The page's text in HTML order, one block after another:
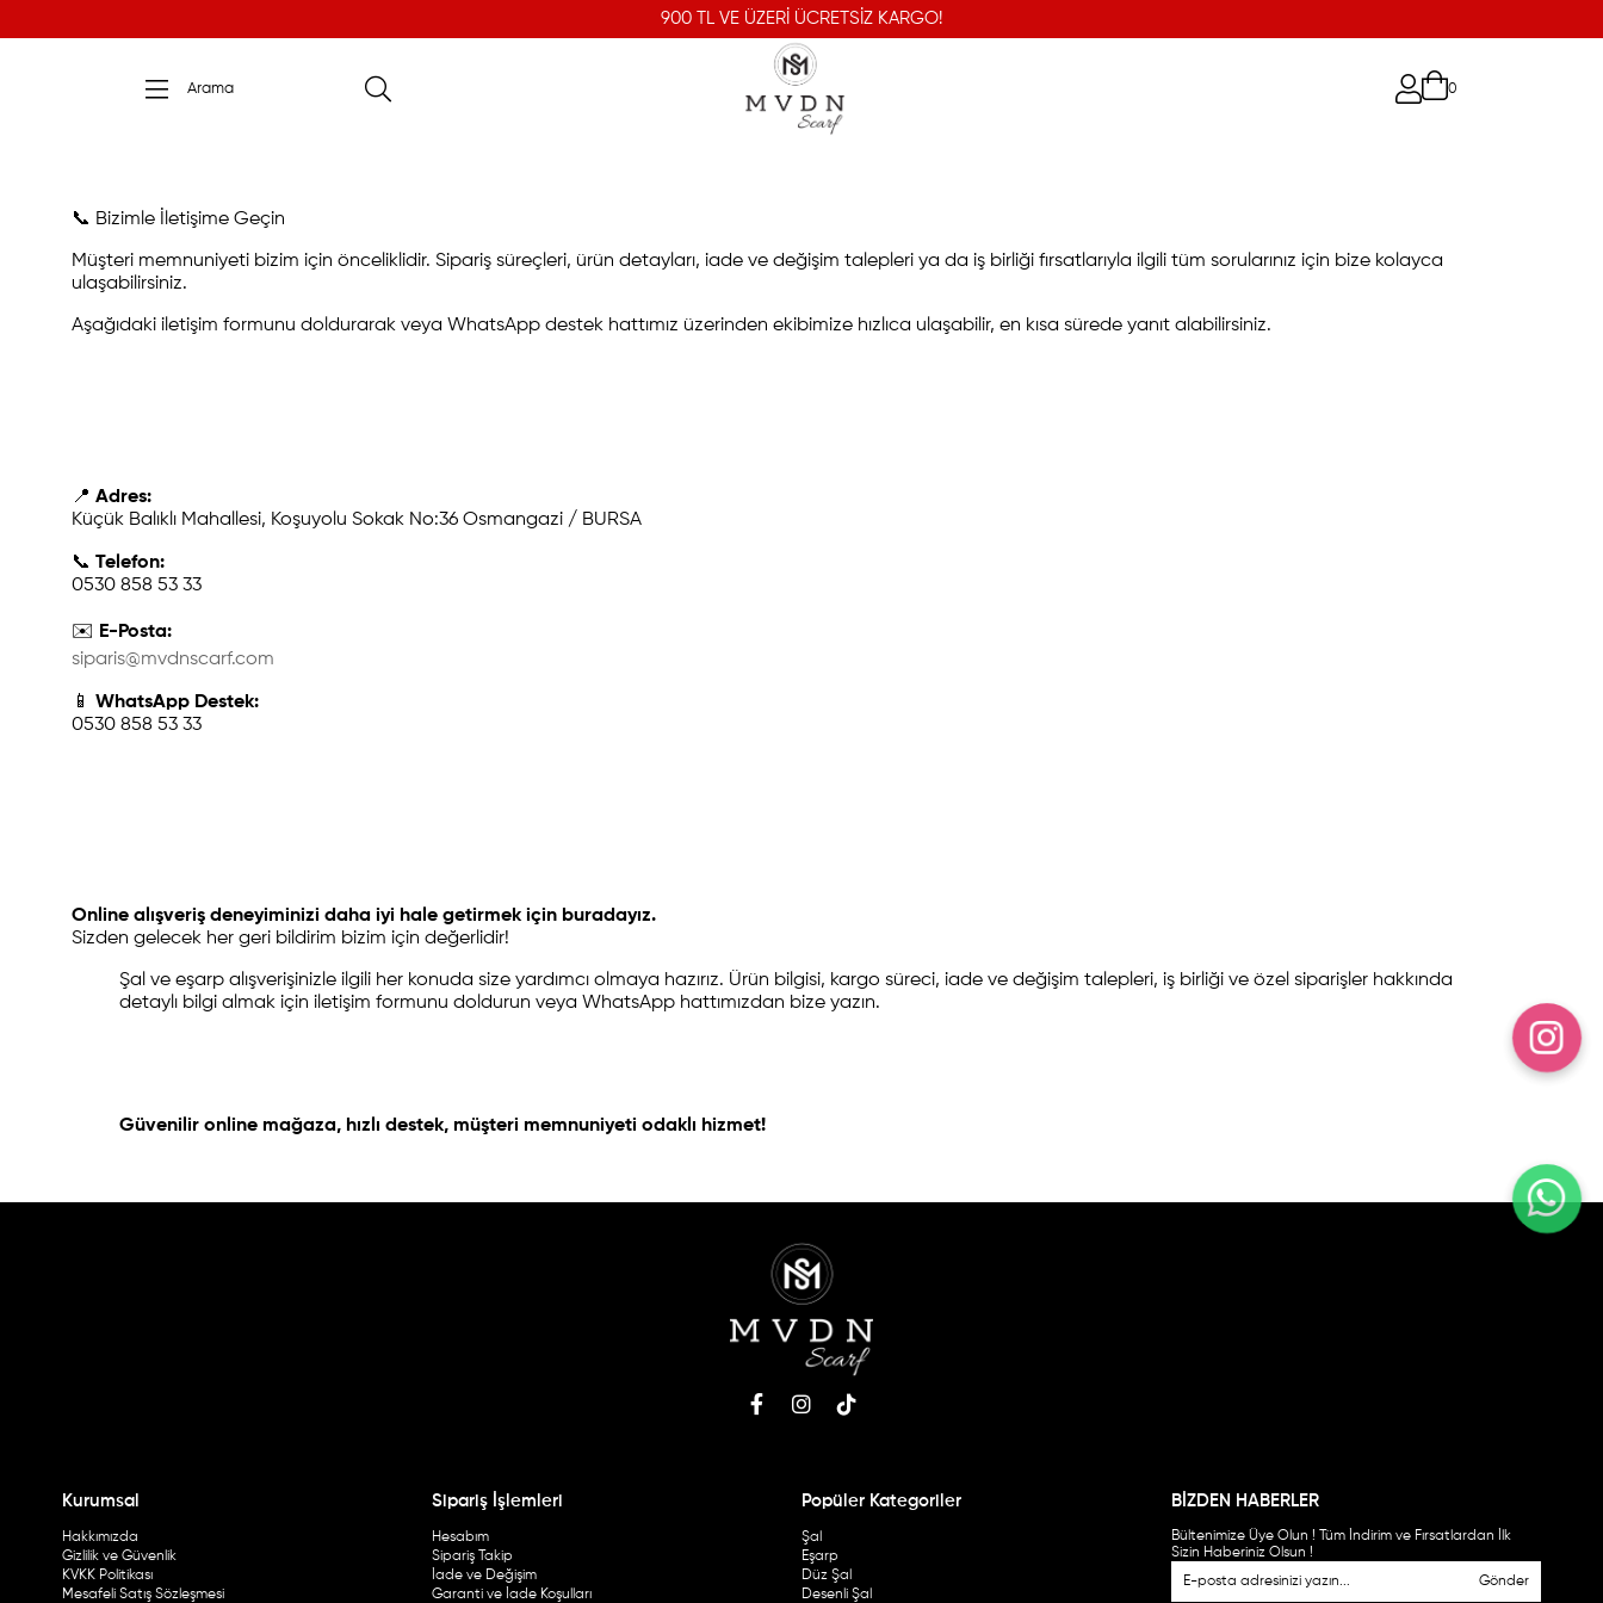
900 TL VE ÜZERİ ÜCRETSİZ KARGO!
0
📞 Bizimle İletişime Geçin
Müşteri memnuniyeti bizim için önceliklidir. Sipariş süreçleri, ürün detayları, iade ve değişim talepleri ya da iş birliği fırsatlarıyla ilgili tüm sorularınız için bize kolayca
ulaşabilirsiniz.
Aşağıdaki iletişim formunu doldurarak veya WhatsApp destek hattımız üzerinden ekibimize hızlıca ulaşabilir, en kısa sürede yanıt alabilirsiniz.
📍 Adres:
Küçük Balıklı Mahallesi, Koşuyolu Sokak No:36 Osmangazi / BURSA
📞 Telefon:
0530 858 53 33
✉️ E-Posta:
siparis@mvdnscarf.com
📱 WhatsApp Destek:
0530 858 53 33
Online alışveriş deneyiminizi daha iyi hale getirmek için buradayız.
Sizden gelecek her geri bildirim bizim için değerlidir!
Şal ve eşarp alışverişinizle ilgili her konuda size yardımcı olmaya hazırız. Ürün bilgisi, kargo süreci, iade ve değişim talepleri, iş birliği ve özel siparişler hakkında
detaylı bilgi almak için iletişim formunu doldurun veya WhatsApp hattımızdan bize yazın.
Güvenilir online mağaza, hızlı destek, müşteri memnuniyeti odaklı hizmet!
Kurumsal
Hakkımızda
Gizlilik ve Güvenlik
KVKK Politikası
Mesafeli Satış Sözleşmesi
Sipariş İşlemleri
Hesabım
Sipariş Takip
İade ve Değişim
Garanti ve İade Koşulları
Popüler Kategoriler
Şal
Eşarp
Düz Şal
Desenli Şal
BİZDEN HABERLER
Bültenimize Üye Olun ! Tüm İndirim ve Fırsatlardan İlk
Sizin Haberiniz Olsun !
Gönder